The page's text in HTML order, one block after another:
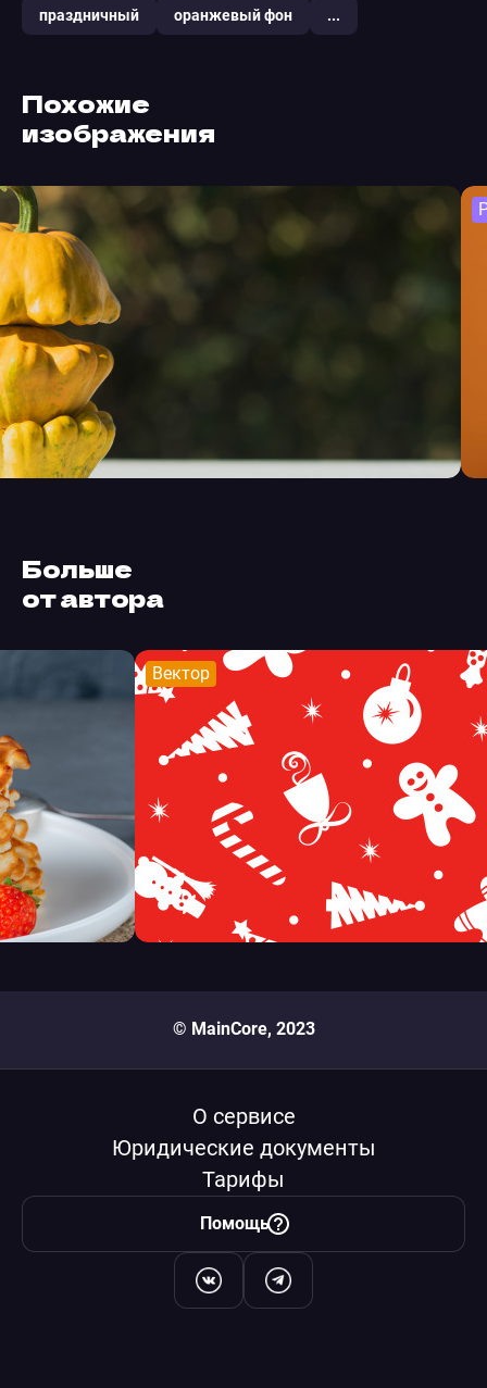
праздничный оранжевый фон ...
Похожие
изображения
Больше
от автора
Вектор
© MainCore, 2023
О сервисе
Юридические документы
Тарифы
Помощь